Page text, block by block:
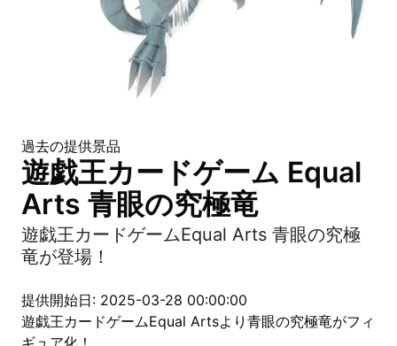
過去の提供景品
遊戯王カードゲーム Equal
Arts 青眼の究極竜
遊戯王カードゲームEqual Arts 青眼の究極
竜が登場！
提供開始日: 2025-03-28 00:00:00
遊戯王カードゲームEqual Artsより青眼の究極竜がフィ
ギュア化！